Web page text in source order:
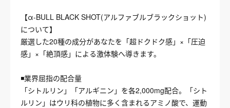
【α-BULL BLACK SHOT(アルファブルブラックショット)
について】
厳選した20種の成分があなたを「超ドクドク感」×「圧迫
感」×「絶頂感」による激体験へ導きます。
◾️業界屈指の配合量
「シトルリン」「アルギニン」を各2,000mg配合。「シト
ルリン」はウリ科の植物に多く含まれるアミノ酸で、運動